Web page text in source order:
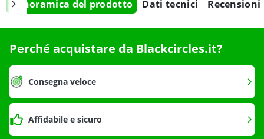
Panoramica del prodotto Dati tecnici Recensioni
Perché acquistare da Blackcircles.it?
Consegna veloce
Affidabile e sicuro